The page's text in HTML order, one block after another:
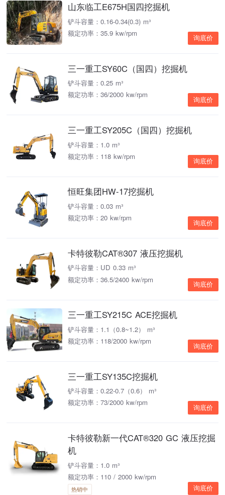
山东临工E675H国四挖掘机
铲斗容量：0.16-0.34(0.3) m³
额定功率：35.9 kw/rpm
询底价
三一重工SY60C（国四）挖掘机
铲斗容量：0.25 m³
额定功率：36/2000 kw/rpm
询底价
三一重工SY205C（国四）挖掘机
铲斗容量：1.0 m³
额定功率：118 kw/rpm
询底价
恒旺集团HW-17挖掘机
铲斗容量：0.03 m³
额定功率：20 kw/rpm
询底价
卡特彼勒CAT®307 液压挖掘机
铲斗容量：UD 0.33 m³
额定功率：36.5/2400 kw/rpm
询底价
三一重工SY215C ACE挖掘机
铲斗容量：1.1（0.8~1.2） m³
额定功率：118/2000 kw/rpm
询底价
三一重工SY135C挖掘机
铲斗容量：0.22-0.7（0.6） m³
额定功率：73/2000 kw/rpm
询底价
卡特彼勒新一代CAT®320 GC 液压挖掘
机
铲斗容量：1.0 m³
额定功率：110 / 2000 kw/rpm
热销中 询底价